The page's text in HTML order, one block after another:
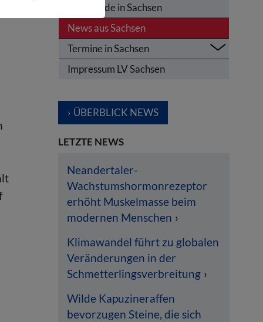
Olympiade in Sachsen
News aus Sachsen
Termine in Sachsen
Impressum LV Sachsen
ÜBERBLICK NEWS
LETZTE NEWS
Neandertaler-
Wachstumshormonrezeptor
erhöht Muskelmasse beim
modernen Menschen
Klimawandel führt zu globalen
Veränderungen in der
Schmetterlingsverbreitung
Wilde Kapuzineraffen
bevorzugen Steine, die sich